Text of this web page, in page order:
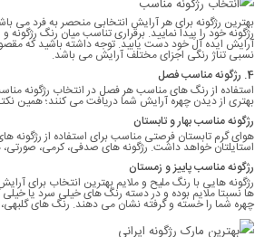
بهترین رژگونه برای هر آرایش انتخابی منحصر به فرد می
رژگونه خود را پیدا نمایید. برقراری تناسب میان رنگ
آرایش ایده آل خود دست یابید. توجه داشته باشید که
نسبی تناژ رنگی اجزای مختلف آرایش می باشد.
4. رژگونه مناسب فصل
استفاده از رنگ های مناسب هر فصل در انتخاب رژگونه
بهتری از دیدن چهره آرایش شما دریافت می کنند؛ همین
رژگونه مناسب بهار و تابستان
هوای گرم تابستان فرصتی مناسب برای استفاده از رژگونه
استایلتان خواهد داشت. رژگونه های صدفی، کرمی،
رژگونه مناسب پاییز و زمستان
رژگونه هایی با رنگ ملیح و ملایم بهترین انتخاب برای
ها نسبتا ملایم بوده و در دسته رنگ های خیلی سرد یا خیلی
چهره شما را خسته و گرفته نشان می دهند. رنگ های